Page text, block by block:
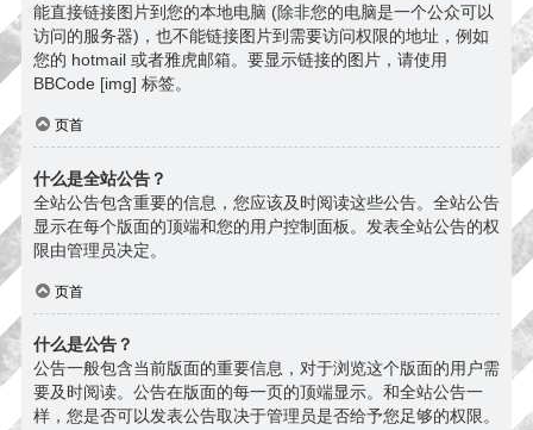
能直接链接图片到您的本地电脑 (除非您的电脑是一个公众可以
访问的服务器)，也不能链接图片到需要访问权限的地址，例如
您的 hotmail 或者雅虎邮箱。要显示链接的图片，请使用
BBCode [img] 标签。
页首
什么是全站公告？
全站公告包含重要的信息，您应该及时阅读这些公告。全站公告
显示在每个版面的顶端和您的用户控制面板。发表全站公告的权
限由管理员决定。
页首
什么是公告？
公告一般包含当前版面的重要信息，对于浏览这个版面的用户需
要及时阅读。公告在版面的每一页的顶端显示。和全站公告一
样，您是否可以发表公告取决于管理员是否给予您足够的权限。